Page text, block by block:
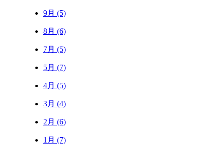
9月 (5)
8月 (6)
7月 (5)
5月 (7)
4月 (5)
3月 (4)
2月 (6)
1月 (7)